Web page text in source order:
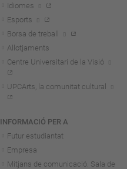
Idiomes
Esports
Borsa de treball
Allotjaments
Centre Universitari de la Visió
UPCArts, la comunitat cultural
INFORMACIÓ PER A
Futur estudiantat
Empresa
Mitjans de comunicació. Sala de